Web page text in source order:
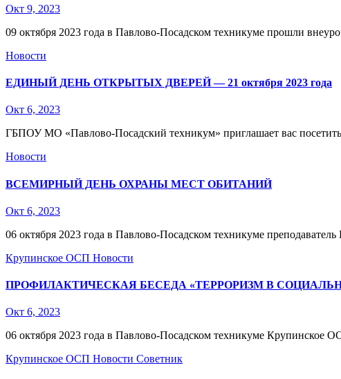
Окт 9, 2023
09 октября 2023 года в Павлово-Посадском техникуме прошли
Новости
ЕДИНЫЙ ДЕНЬ ОТКРЫТЫХ ДВЕРЕЙ — 21 октября 2023 года
Окт 6, 2023
ГБПОУ МО «Павлово-Посадский техникум» приглашает вас
Новости
ВСЕМИРНЫЙ ДЕНЬ ОХРАНЫ МЕСТ ОБИТАНИЙ
Окт 6, 2023
06 октября 2023 года в Павлово-Посадском техникуме
Крупинское ОСП Новости
ПРОФИЛАКТИЧЕСКАЯ БЕСЕДА «ТЕРРОРИЗМ В
Окт 6, 2023
06 октября 2023 года в Павлово-Посадском техникуме
Крупинское ОСП Новости Советник